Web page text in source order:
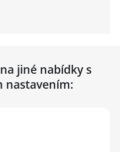
jiné nabídky s
nastavením: